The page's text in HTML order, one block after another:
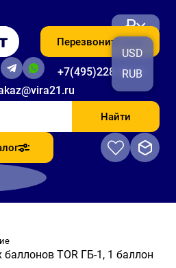
+7(495)228-06-56
Перезвоните мне
₽
USD
RUB
Найти
TOR ГБ-1, 1 баллон